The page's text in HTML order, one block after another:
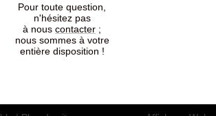
Pour toute question,
n'hésitez pas
à nous contacter ;
nous sommes à votre
entière disposition !